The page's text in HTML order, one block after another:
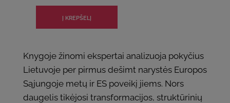
Knygoje žinomi ekspertai analizuoja pokyčius
Lietuvoje per pirmus dešimt narystės Europos
Sąjungoje metų ir ES poveikį jiems. Nors
daugelis tikėjosi transformacijos, struktūrinių